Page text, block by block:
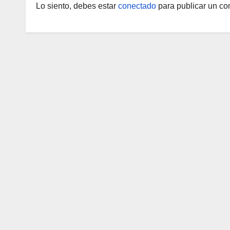
Lo siento, debes estar conectado para publicar un